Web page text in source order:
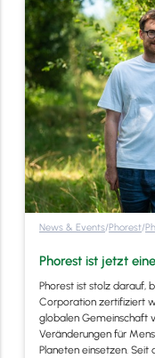
News & Events/Phorest/
Phorest ist jetzt
Phorest ist stolz darauf,
Corporation zertifiziert
globalen Gemeinschaft
Veränderungen für
Planeten einsetzen. Seit